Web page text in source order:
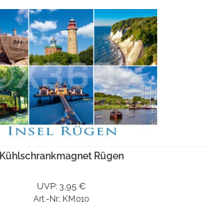
Kühlschrankmagnet Rügen
UVP: 3,95 €
Art.-Nr.: KM010